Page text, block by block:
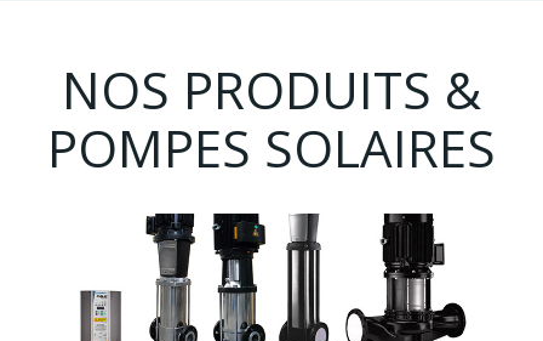
NOS PRODUITS &
POMPES SOLAIRES